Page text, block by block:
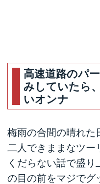
高速道路のパ
みしていたら
いオンナ
梅雨の合間の晴れた
二人できままなツー
くだらない話で盛
の目の前をマジでグ